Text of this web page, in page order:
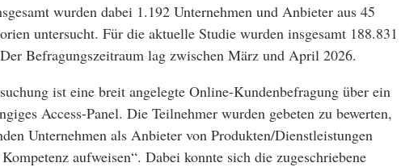
wurden dabei 1.192 Unternehmen und Anbieter aus 45
untersucht. Für die aktuelle Studie wurden insgesamt 188.831
Befragungszeitraum lag zwischen März und April 2026.
ist eine breit angelegte Online-Kundenbefragung über ein
Access-Panel. Die Teilnehmer wurden gebeten zu bewerten,
Unternehmen als Anbieter von Produkten/Dienstleistungen
aufweisen“. Dabei konnte sich die zugeschriebene